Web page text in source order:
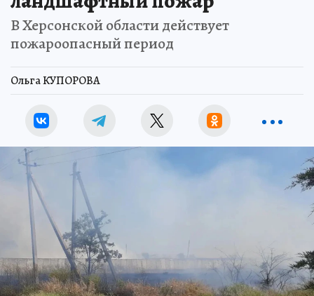
В Херсонской области действует
пожароопасный период
Ольга КУПОРОВА